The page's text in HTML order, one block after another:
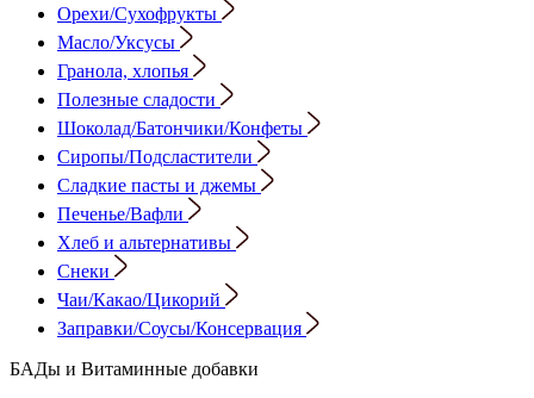
Орехи/Сухофрукты
Масло/Уксусы
Гранола, хлопья
Полезные сладости
Шоколад/Батончики/Конфеты
Сиропы/Подсластители
Сладкие пасты и джемы
Печенье/Вафли
Хлеб и альтернативы
Снеки
Чаи/Какао/Цикорий
Заправки/Соусы/Консервация
БАДы и Витаминные добавки